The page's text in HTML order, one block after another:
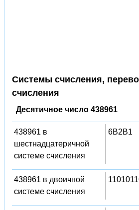
Системы счисления,
счисления
Десятичное число 438961
438961 в
шестнадцатеричной
системе счисления
6B2B1
438961 в двоичной
системе счисления